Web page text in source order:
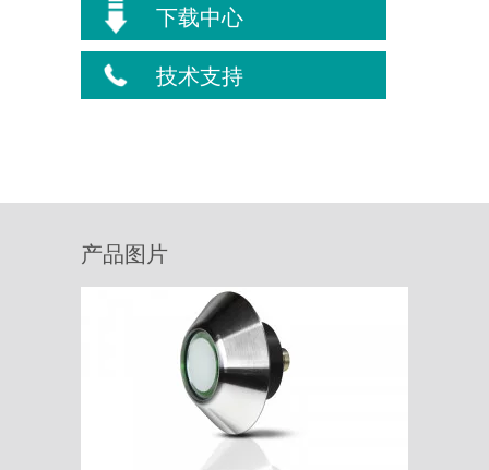
下载中心
技术支持
产品图片